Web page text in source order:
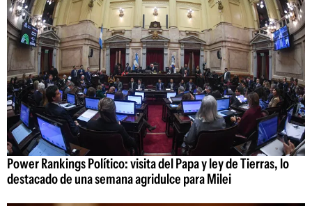
Power Rankings Político: visita del Papa y ley de Tierras, lo
destacado de una semana agridulce para Milei